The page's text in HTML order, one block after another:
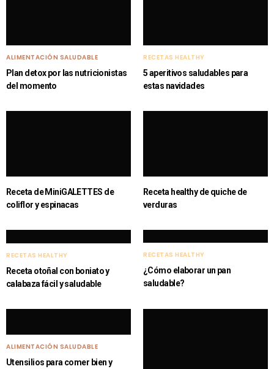
ALIMENTACIÓN SALUDABLE
Plan detox por las nutricionistas
del momento
RECETAS HEALTHY
5 aperitivos saludables para
estas navidades
Receta de MiniGALETTES de
coliflor y espinacas
Receta healthy de quiche de
verduras
RECETAS HEALTHY
Receta otoñal con boniato y
calabaza fácil y saludable
RECETAS HEALTHY
¿Cómo elaborar un pan
saludable?
ALIMENTACIÓN SALUDABLE
Utensilios para comer bien y